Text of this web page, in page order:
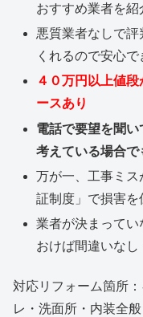
おすすめ業者を紹
悪質業者なしで
くれるので安心で
４０万円以上値
ースあり
電話で要望を聞
考えている場合で
万が一、工事ミ
証制度」で損害を
業者が決まって
おけば間違いなし
対応リフォーム箇所
レ・洗面所・内装全